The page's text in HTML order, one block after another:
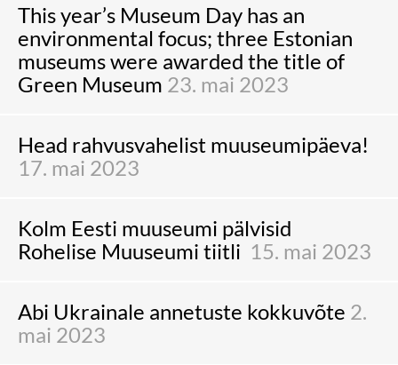
This year’s Museum Day has an
environmental focus; three Estonian
museums were awarded the title of
Green Museum 23. mai 2023
Head rahvusvahelist muuseumipäeva!
17. mai 2023
Kolm Eesti muuseumi pälvisid
Rohelise Muuseumi tiitli 15. mai 2023
Abi Ukrainale annetuste kokkuvõte 2.
mai 2023